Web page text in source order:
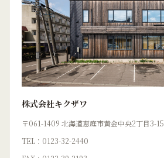
株式会社キクザワ
〒061-1409 北海道恵庭市黄金中央2丁目3-15
TEL：0123-32-2440